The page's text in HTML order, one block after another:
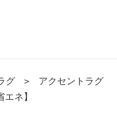
グ ＞
アクセントラグ
ネ】